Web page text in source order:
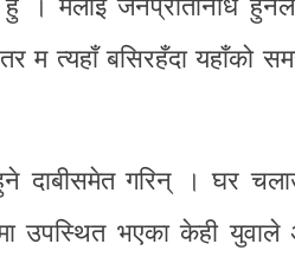
हुँ । मलाई जनप्रतिनिधि
म त्यहाँ बसिरहँदा यहाँको
दाबीसमेत गरिन् । घर
उपस्थित भएका केही युवाले